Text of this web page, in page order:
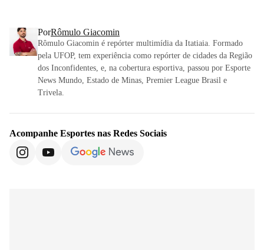
PorRômulo Giacomin
Rômulo Giacomin é repórter multimídia da Itatiaia. Formado
pela UFOP, tem experiência como repórter de cidades da Região
dos Inconfidentes, e, na cobertura esportiva, passou por Esporte
News Mundo, Estado de Minas, Premier League Brasil e
Trivela.
Acompanhe Esportes nas Redes Sociais